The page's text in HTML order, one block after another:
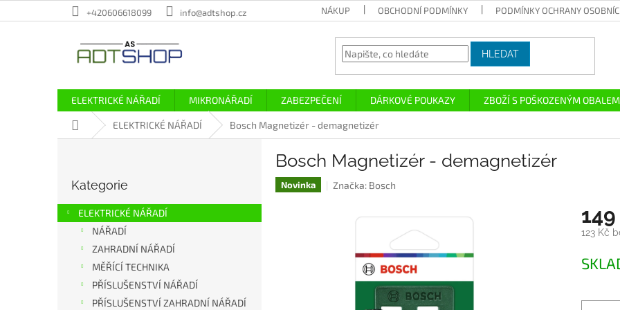
na
+420606618099 info@adtshop.cz NÁKUP OBCHODNÍ PODMÍNKY PODMÍNKY OCHRANY
HLEDAT
ELEKTRICKÉ NÁŘADÍ MIKRONÁŘADÍ ZABEZPEČENÍ DÁRKOVÉ POUKAZY ZBOŽÍ S POŠKOZENÝM OBALEM
Domů ELEKTRICKÉ NÁŘADÍ Bosch Magnetizér - demagnetizér
r
a
kategorie
Kategorie
ELEKTRICKÉ NÁŘADÍ
NÁŘADÍ
ZAHRADNÍ NÁŘADÍ
MĚŘÍCÍ TECHNIKA
PŘÍSLUŠENSTVÍ NÁŘADÍ
PŘÍSLUŠENSTVÍ ZAHRADNÍ NÁŘADÍ
Bosch Magnetizér - demagnetizér
Novinka Značka: Bosch
123 Kč
cena: